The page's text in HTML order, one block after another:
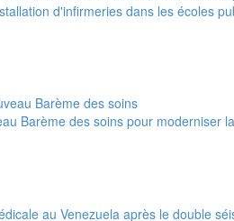
d'infirmeries dans les écoles
Barème des soins pour moderniser